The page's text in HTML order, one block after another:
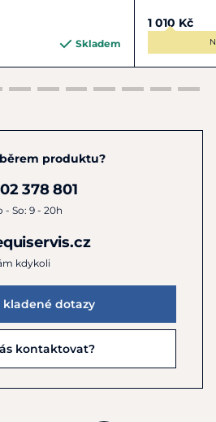
Skladem
1 010 Kč
produktu?
378 801
- So: 9 - 20h
kdykoli
kladené dotazy
kontaktovat?